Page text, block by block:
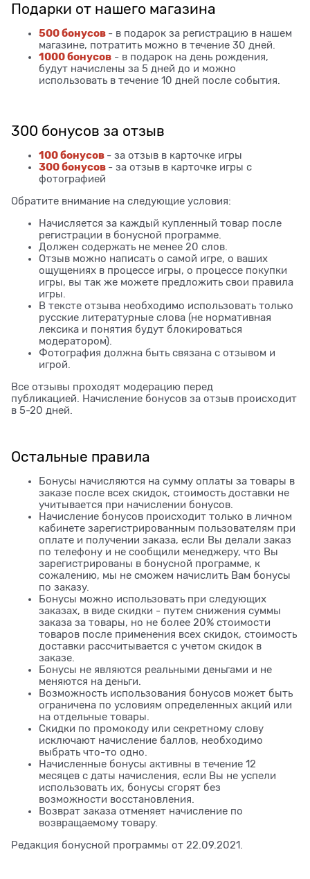
Подарки от нашего магазина
500 бонусов - в подарок за регистрацию в нашем
магазине, потратить можно в течение 30 дней.
1000 бонусов - в подарок на день рождения,
будут начислены за 5 дней до и можно
использовать в течение 10 дней после события.
300 бонусов за отзыв
100 бонусов - за отзыв в карточке игры
300 бонусов - за отзыв в карточке игры с
фотографией
Обратите внимание на следующие условия:
Начисляется за каждый купленный товар после
регистрации в бонусной программе.
Должен содержать не менее 20 слов.
Отзыв можно написать о самой игре, о ваших
ощущениях в процессе игры, о процессе покупки
игры, вы так же можете предложить свои правила
игры.
В тексте отзыва необходимо использовать только
русские литературные слова (не нормативная
лексика и понятия будут блокироваться
модератором).
Фотография должна быть связана с отзывом и
игрой.
Все отзывы проходят модерацию перед
публикацией. Начисление бонусов за отзыв происходит
в 5-20 дней.
Остальные правила
Бонусы начисляются на сумму оплаты за товары в
заказе после всех скидок, стоимость доставки не
учитывается при начислении бонусов.
Начисление бонусов происходит только в личном
кабинете зарегистрированным пользователям при
оплате и получении заказа, если Вы делали заказ
по телефону и не сообщили менеджеру, что Вы
зарегистрированы в бонусной программе, к
сожалению, мы не сможем начислить Вам бонусы
по заказу.
Бонусы можно использовать при следующих
заказах, в виде скидки - путем снижения суммы
заказа за товары, но не более 20% стоимости
товаров после применения всех скидок, стоимость
доставки рассчитывается с учетом скидок в
заказе.
Бонусы не являются реальными деньгами и не
меняются на деньги.
Возможность использования бонусов может быть
ограничена по условиям определенных акций или
на отдельные товары.
Скидки по промокоду или секретному слову
исключают начисление баллов, необходимо
выбрать что-то одно.
Начисленные бонусы активны в течение 12
месяцев с даты начисления, если Вы не успели
использовать их, бонусы сгорят без
возможности восстановления.
Возврат заказа отменяет начисление по
возвращаемому товару.
Редакция бонусной программы от 22.09.2021.